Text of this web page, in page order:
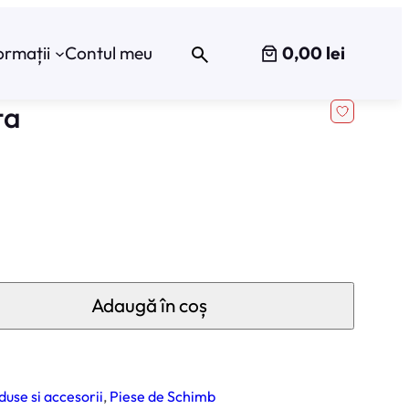
Contul meu 0,00 lei
Adaugă în coș
si accesorii, Piese de Schimb